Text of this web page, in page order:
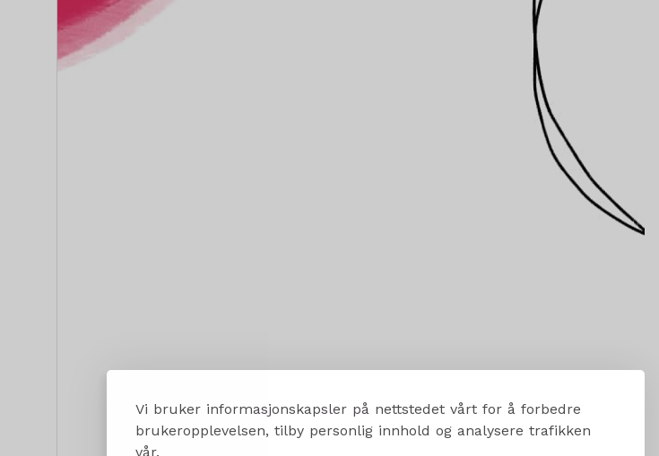
Vi bruker informasjonskapsler på nettstedet vårt for å forbedre
brukeropplevelsen, tilby personlig innhold og analysere trafikken
vår.